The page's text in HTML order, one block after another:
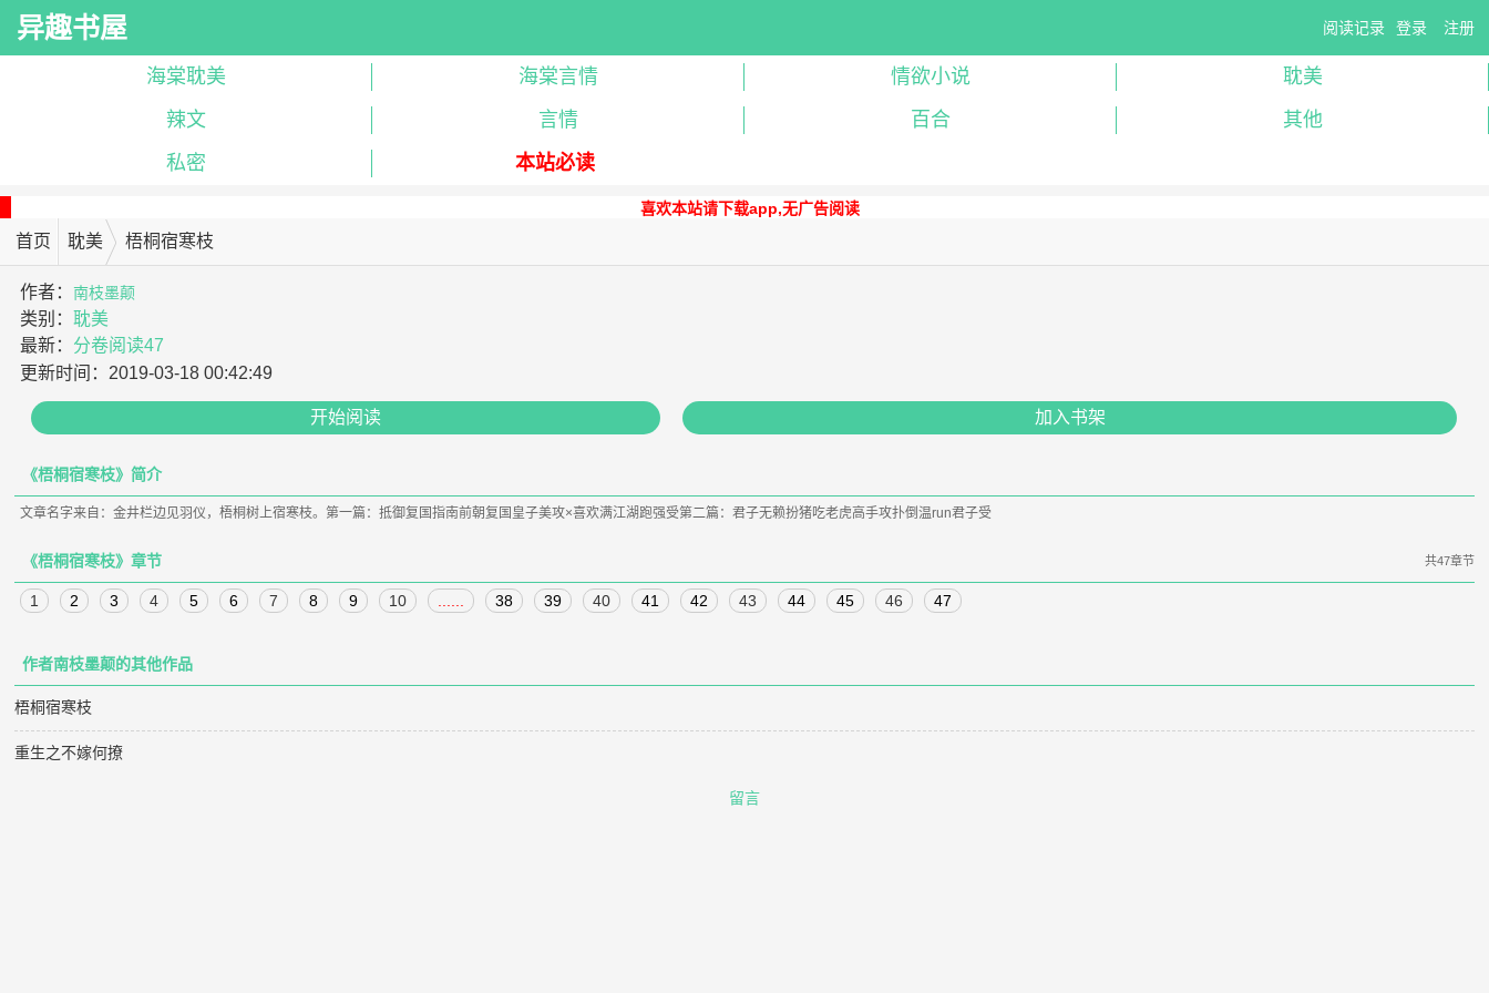
异趣书屋 阅读记录 登录 注册
海棠耽美 海棠言情 情欲小说
耽美
辣文
言情 百合
其他
私密
本站必读
喜欢本站请下载app,无广告阅读
首页 耽美 梧桐宿寒枝
作者：南枝墨颠
类别：耽美
最新： 分卷阅读47
更新时间： 2019-03-18 00:42:49
开始阅读 加入书架
《梧桐宿寒枝》简介
文章名字来自：金井栏边见羽仪，梧桐树上宿寒枝。第一篇：抵御复国指南前朝复国皇子美攻×喜欢满江湖跑强受第二篇：君子无赖扮猪吃老虎高手攻扑倒温run君子受
《梧桐宿寒枝》章节 共47章节
1 2 3 4 5 6 7 8 9 10 38 39 40 41 42 43 44 45 46 47
作者南枝墨颠的其他作品
梧桐宿寒枝
重生之不嫁何撩
留言